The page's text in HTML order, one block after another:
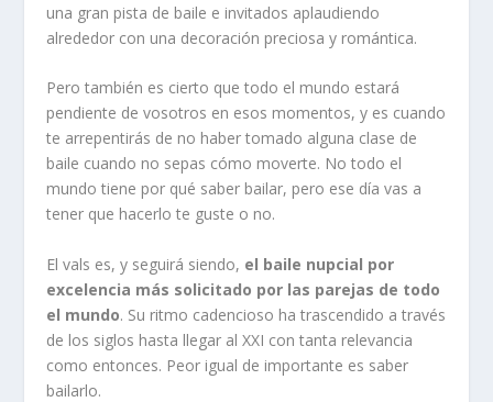
una gran pista de baile e invitados aplaudiendo
alrededor con una decoración preciosa y romántica.
Pero también es cierto que todo el mundo estará
pendiente de vosotros en esos momentos, y es cuando
te arrepentirás de no haber tomado alguna clase de
baile cuando no sepas cómo moverte. No todo el
mundo tiene por qué saber bailar, pero ese día vas a
tener que hacerlo te guste o no.
El vals es, y seguirá siendo, el baile nupcial por
excelencia más solicitado por las parejas de todo
el mundo. Su ritmo cadencioso ha trascendido a través
de los siglos hasta llegar al XXI con tanta relevancia
como entonces. Peor igual de importante es saber
bailarlo.